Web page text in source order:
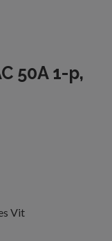
50A 1-p,
Vit